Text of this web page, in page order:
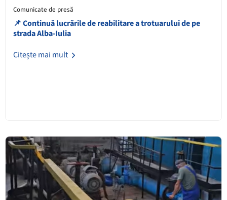
Comunicate de presă
📌 Continuă lucrările de reabilitare a trotuarului de pe
strada Alba-Iulia
Citește mai mult